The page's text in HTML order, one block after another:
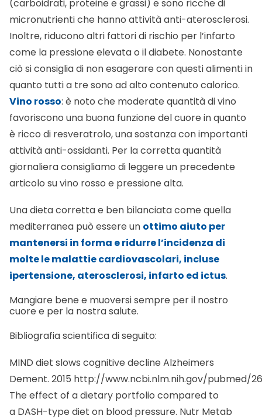
(carboidrati, proteine e grassi) e sono ricche di
micronutrienti che hanno attività anti-aterosclerosi.
Inoltre, riducono altri fattori di rischio per l’infarto
come la pressione elevata o il diabete. Nonostante
ciò si consiglia di non esagerare con questi alimenti in
quanto tutti a tre sono ad alto contenuto calorico.
Vino rosso: è noto che moderate quantità di vino
favoriscono una buona funzione del cuore in quanto
è ricco di resveratrolo, una sostanza con importanti
attività anti-ossidanti. Per la corretta quantità
giornaliera consigliamo di leggere un precedente
articolo suvino rosso e pressione alta.
Una dieta corretta e ben bilanciata come quella
mediterranea può essere un ottimo aiuto per
mantenersi in forma e ridurre l’incidenza di
molte le malattie cardiovascolari, incluse
ipertensione, aterosclerosi, infarto ed ictus.
Mangiare bene e muoversi sempre per il nostro
cuore e per la nostra salute.
Bibliografia scientifica di seguito:
MIND diet slows cognitive decline Alzheimers
Dement. 2015 http://www.ncbi.nlm.nih.gov/pubmed/
The effect of a dietary portfolio compared to
a DASH-type diet on blood pressure. Nutr Metab